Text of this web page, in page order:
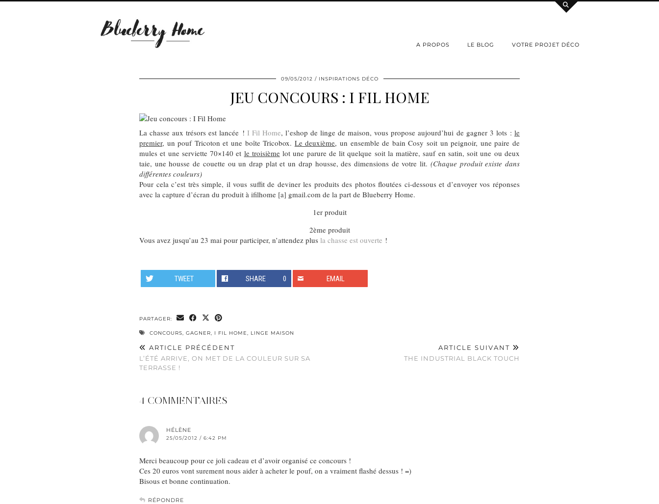
A PROPOS LE BLOG VOTRE PROJET DÉCO
09/05/2012 INSPIRATIONS DÉCO
JEU CONCOURS : I FIL HOME
La chasse aux trésors est lancée ! I Fil Home, l’eshop de linge de maison, vous propose aujourd’hui de gagner 3 lots :le
premier, un pouf Tricoton et une boîte Tricobox. Le deuxième, un ensemble de bain Cosy soit un peignoir, une paire de
mules et une serviette 70×140 et le troisièmelot une parure de lit quelque soit la matière, sauf en satin, soit une ou deux
taie, une housse de couette ou un drap plat et un drap housse, des dimensions de votre lit. (Chaque produit existe dans
différentes couleurs)
Pour cela c’est très simple, il vous suffit de deviner les produits des photos floutées ci-dessous et d’envoyer vos réponses
avec la capture d’écran du produit à ifilhome [a] gmail.com de la part de Blueberry Home.
1er produit
2ème produit
Vous avez jusqu’au 23 mai pour participer, n’attendez plus la chasse est ouverte !
TWEET SHARE 0 EMAIL
PARTAGER:
CONCOURS GAGNER I FIL HOME LINGE MAISON
ARTICLE PRÉCÉDENT
L’ÉTÉ ARRIVE, ON MET DE LA COULEUR SUR SA
TERRASSE !
ARTICLE SUIVANT
THE INDUSTRIAL BLACK TOUCH
4 COMMENTAIRES
HÉLÈNE
25/05/2012 / 6:42 PM
Merci beaucoup pour ce joli cadeau et d’avoir organisé ce concours !
Ces 20 euros vont surement nous aider à acheter le pouf, on a vraiment flashé dessus ! =)
Bisous et bonne continuation.
RÉPONDRE